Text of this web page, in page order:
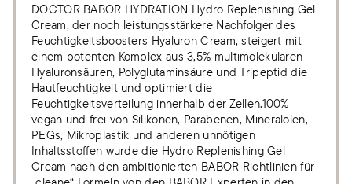
DOCTOR BABOR HYDRATION Hydro Replenishing Gel
Cream, der noch leistungsstärkere Nachfolger des
Feuchtigkeitsboosters Hyaluron Cream, steigert mit
einem potenten Komplex aus 3,5% multimolekularen
Hyaluronsäuren, Polyglutaminsäure und Tripeptid die
Hautfeuchtigkeit und optimiert die
Feuchtigkeitsverteilung innerhalb der Zellen.100%
vegan und frei von Silikonen, Parabenen, Mineralölen,
PEGs, Mikroplastik und anderen unnötigen
Inhaltsstoffen wurde die Hydro Replenishing Gel
Cream nach den ambitionierten BABOR Richtlinien für